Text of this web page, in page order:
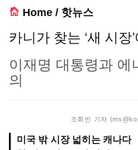
Home / 핫뉴스
카니가 찾는 ‘새 시
이재명 대통령과 에
의
조휘빈 기자
미국 밖 시장 넓히는 캐나다